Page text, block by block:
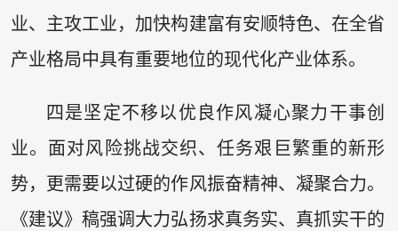
业、主攻工业，加快构建富有安顺特色、在全省
产业格局中具有重要地位的现代化产业体系。
四是坚定不移以优良作风凝心聚力干事创
业。面对风险挑战交织、任务艰巨繁重的新形
势，更需要以过硬的作风振奋精神、凝聚合力。
《建议》稿强调大力弘扬求真务实、真抓实干的